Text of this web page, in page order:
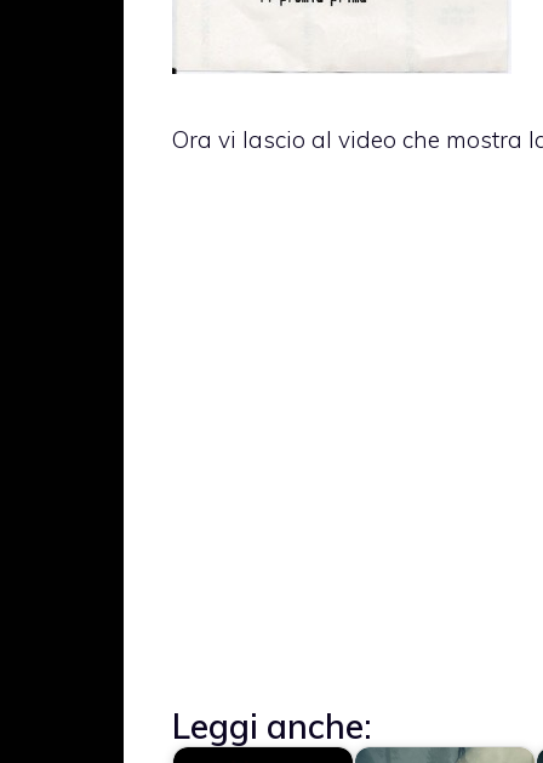
Ora vi lascio al video che mostra
Leggi anche: